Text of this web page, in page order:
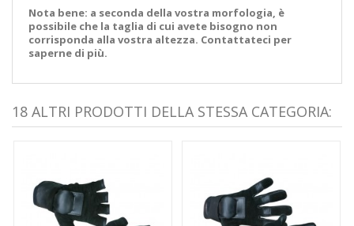
Nota bene: a seconda della vostra morfologia, è
possibile che la taglia di cui avete bisogno non
corrisponda alla vostra altezza. Contattateci per
saperne di più.
18 ALTRI PRODOTTI DELLA STESSA CATEGORIA: